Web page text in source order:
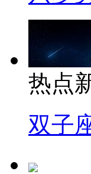
热点
双子